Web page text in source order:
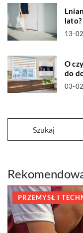
lato?
13-
O
do
03-
PRZEMYSŁ I